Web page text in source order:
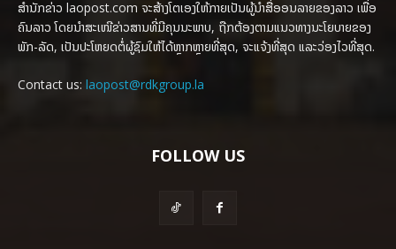
ສຳນັກຂ່າວ laopost.com ຈະສ້າງໂຕເອງໃຫ້ກາຍເປັນຜູ້ນຳສື່ອອນລາຍຂອງລາວ ເພື່ອ
ຄົນລາວ ໂດຍນຳສະເໜີຂ່າວສານທີ່ມີຄຸນນະພາບ, ຖືກຕ້ອງຕາມແນວທາງນະໂຍບາຍຂອງ
ພັກ-ລັດ, ເປັນປະໂຫຍດຕໍ່ຜູ້ຊົມໃຫ້ໄດ້ຫຼາກຫຼາຍທີ່ສຸດ, ຈະແຈ້ງທີ່ສຸດ ແລະວ່ອງໄວທີ່ສຸດ.
Contact us: laopost@rdkgroup.la
FOLLOW US